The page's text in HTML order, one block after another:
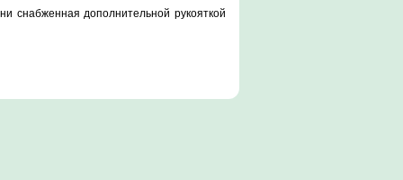
снабженная дополнительной рукояткой